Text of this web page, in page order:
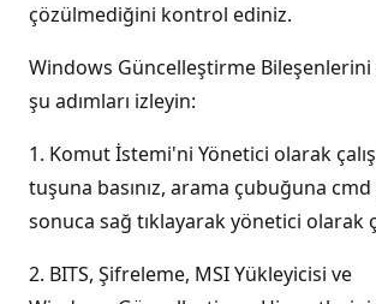
çözülmediğini kontrol ediniz.
Windows Güncelleştirme Bileşenlerini
şu adımları izleyin:
1. Komut İstemi'ni Yönetici olarak
tuşuna basınız, arama çubuğuna cmd
sonuca sağ tıklayarak yönetici olarak
2. BITS, Şifreleme, MSI Yükleyicisi ve